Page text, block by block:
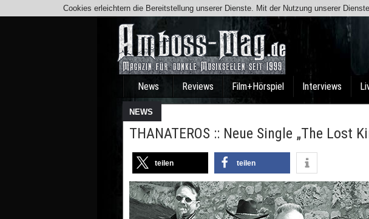
News Reviews Film+Hörspiel Interviews
NEWS
THANATEROS :: Neue Single „The Lost
teilen teilen
Cookies erleichtern die Bereitstellung unserer Dienste. Mit der Nutzung unserer